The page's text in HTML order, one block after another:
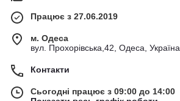
Працює з 27.06.2019
м. Одеса
вул. Прохорівська,42, Одеса, Україна
Контакти
Сьогодні працює з 09:00 до 14:00